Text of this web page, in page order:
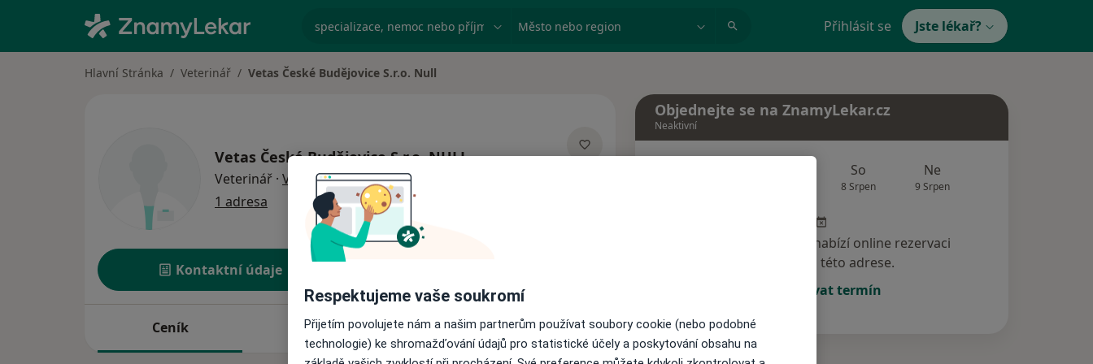
specializace, nemoc nebo příjmení Město nebo region Přihlásit se Jste lékař?
Hlavní Stránka Veterinář Vetas České Budějovice S.r.o. Null
Vetas České Budějovice S.r.o. NULL
Veterinář · Více
o specializacích
1 adresa
Kontaktní údaje
Ceník Adresy Názory pacientů
Objednejte se na ZnamyLekar.cz
Neaktivní
So
8 Srpen
Ne
9 Srpen
Tento specialista nenabízí online rezervaci
termínu na této adrese.
Rezervovat termín
Respektujeme vaše soukromí
Přijetím povolujete nám a našim partnerům používat soubory cookie (nebo podobné
technologie) ke shromažďování údajů pro statistické účely a poskytování obsahu na